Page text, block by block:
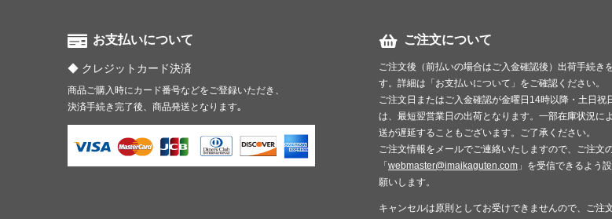
て頂
＊
お支払いについて
クレジットカード決済
商品ご購入時にカード番号などをご登録いただき、
決済手続き完了後、商品発送となります｡
ご注文について
ご注文後（前払いの場合はご入金確認後）出荷手続き
す。詳細は「お支払いについて」をご確認ください。
ご注文日またはご入金確認が金曜日14時以降・土日祝
は、最短翌営業日の出荷となります。一部在庫状況に
送が遅延することもございます。ご了承ください。
ご注文情報をメールでご連絡いたしますので、ご注文
「webmaster@imaikaguten.com 」を受信できるよう
願いします。
キャンセルは原則としてお受けできませんので、ご注